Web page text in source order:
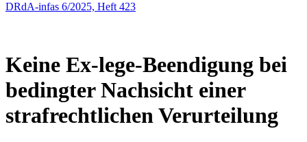
DRdA-infas 6/2025, Heft 423
Keine Ex-lege-Beendigung bei
bedingter Nachsicht einer
strafrechtlichen Verurteilung